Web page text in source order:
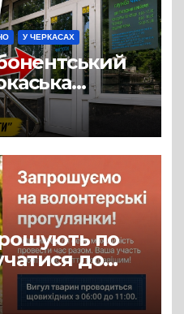
У ЧЕРКАСАХ
працює за
вул.
по
до
з
Центру